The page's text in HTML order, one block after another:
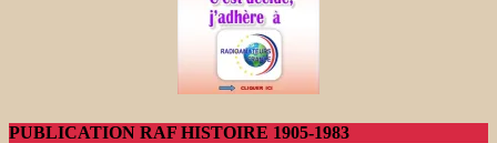
PUBLICATION RAF HISTOIRE 1905-1983